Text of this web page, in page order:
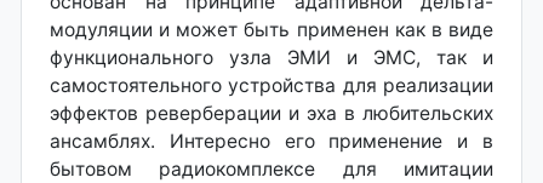
модуляции и может быть применен как в виде
функционального узла ЭМИ и ЭМС, так и
самостоятельного устройства для реализации
эффектов реверберации и эха в любительских
ансамблях. Интересно его применение и в
бытовом радиокомплексе для имитации